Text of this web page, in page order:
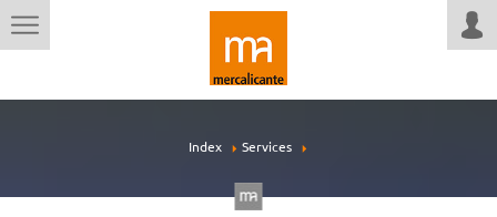
Index Services